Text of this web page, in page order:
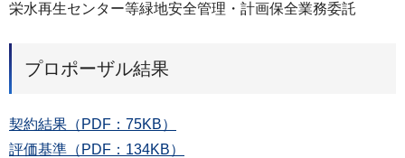
栄水再生センター等緑地安全管理・計画保全業務委託
プロポーザル結果
契約結果（PDF：75KB）
評価基準（PDF：134KB）